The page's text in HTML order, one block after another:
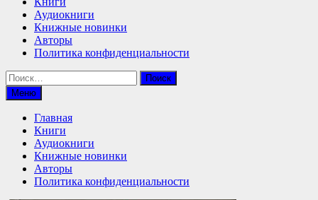
Аудиокниги
Книжные новинки
Авторы
Политика конфиденциальности
Найти:
Меню
Главная
Книги
Аудиокниги
Книжные новинки
Авторы
Политика конфиденциальности